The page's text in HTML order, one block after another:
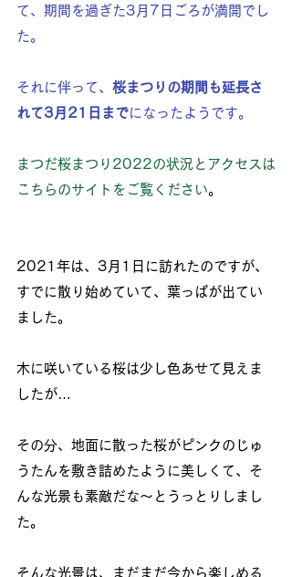
て、期間を過ぎた3月7日ごろが満開でし
た。
それに伴って、 桜まつりの期間も延長さ
れて3月21日までになったようです。
まつだ桜まつり2022の状況とアクセスは
こちらのサイトをご覧ください。
2021年は、3月1日に訪れたのですが、
すでに散り始めていて、葉っぱが出てい
ました。
木に咲いている桜は少し色あせて見えま
したが…
その分、地面に散った桜がピンクのじゅ
うたんを敷き詰めたように美しくて、そ
んな光景も素敵だな～とうっとりしまし
た。
そんな光景は、まだまだ今から楽しめる